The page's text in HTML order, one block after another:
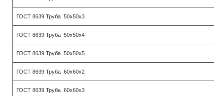
ГОСТ 8639 Труба 50х50х3
ГОСТ 8639 Труба 50х50х4
ГОСТ 8639 Труба 50х50х5
ГОСТ 8639 Труба 60х60х2
ГОСТ 8639 Труба 60х60х3